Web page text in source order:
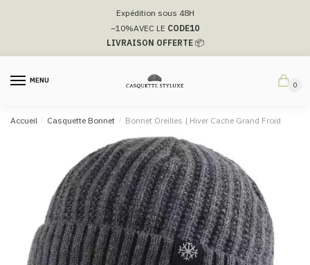
navigation
Expédition sous 48H
–10%AVEC LE CODE10
LIVRAISON OFFERTE📦
MENU
0
Accueil / Casquette Bonnet / Bonnet Oreilles | Hiver Cache Grand Froid